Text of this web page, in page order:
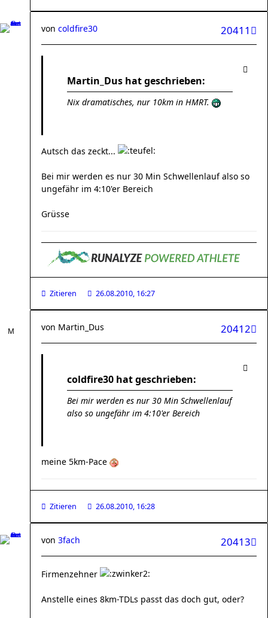
20411
von coldfire30
Martin_Dus hat geschrieben:
Nix dramatisches, nur 10km in HMRT.
Autsch das zeckt...
Bei mir werden es nur 30 Min Schwellenlauf also so
ungefähr im 4:10'er Bereich
Grüsse
Zitieren 26.08.2010, 16:27
20412
von Martin_Dus
coldfire30 hat geschrieben:
Bei mir werden es nur 30 Min Schwellenlauf
also so ungefähr im 4:10'er Bereich
meine 5km-Pace
Zitieren 26.08.2010, 16:28
20413
von 3fach
Firmenzehner
Anstelle eines 8km-TDLs passt das doch gut, oder?